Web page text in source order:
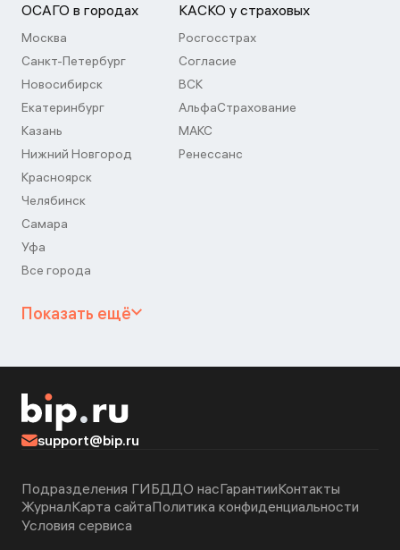
ОСАГО в городах
Москва
Санкт-Петербург
Новосибирск
Екатеринбург
Казань
Нижний Новгород
Красноярск
Челябинск
Самара
Уфа
Все города
КАСКО у страховых
Росгосстрах
Согласие
ВСК
АльфаСтрахование
МАКС
Ренессанс
Показать ещё
support@bip.ru
Подразделения ГИБДДО насГарантииКонтакты
ЖурналКарта сайтаПолитика конфиденциальности
Условия сервиса